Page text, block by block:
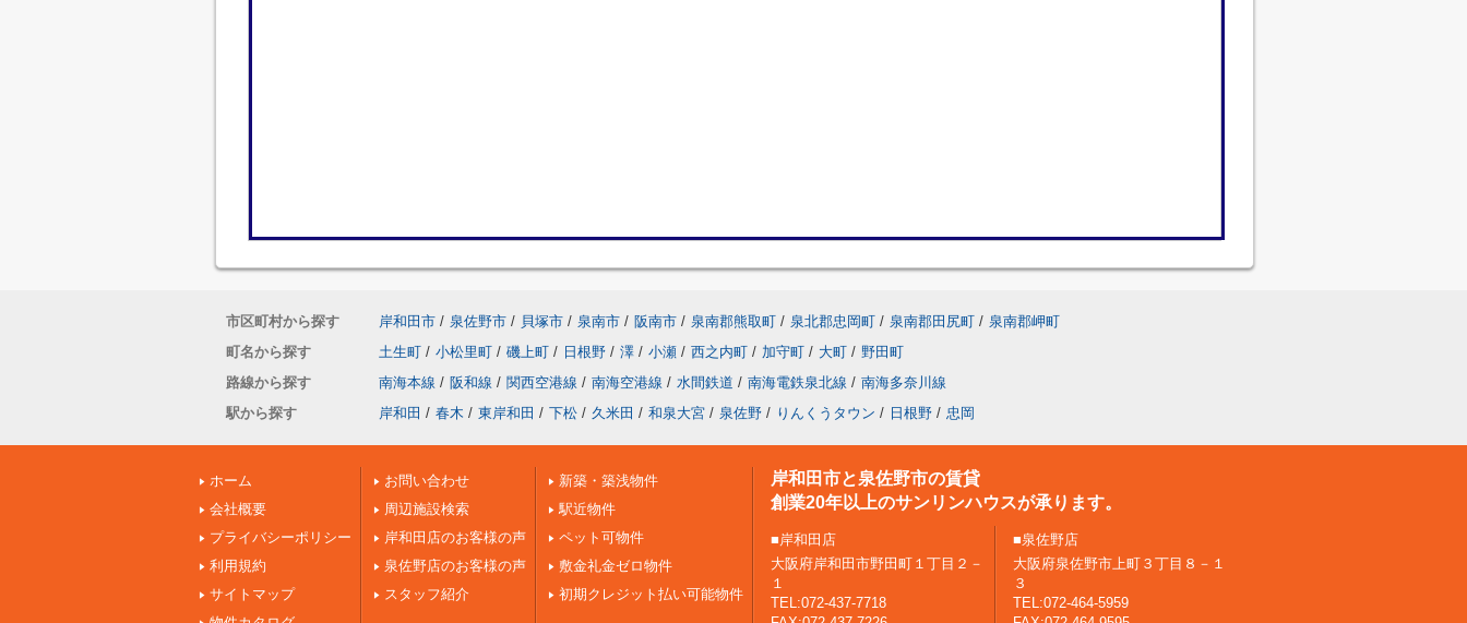
市区町村から探す 岸和田市 / 泉佐野市 / 貝塚市 / 泉南市 / 阪南市 / 泉南郡熊取町 / 泉北郡忠岡町 / 泉南郡田尻町 / 泉南郡岬町
町名から探す
土生町 / 小松里町 / 磯上町 / 日根野 / 澤 / 小瀬 / 西之内町 / 加守町 / 大町 / 野田町
路線から探す
南海本線 / 阪和線 / 関西空港線 / 南海空港線 / 水間鉄道 / 南海電鉄泉北線 / 南海多奈川線
駅から探す
岸和田 / 春木 / 東岸和田 / 下松 / 久米田 / 和泉大宮 / 泉佐野 / りんくうタウン / 日根野 / 忠岡
ホーム
会社概要
プライバシーポリシー
利用規約
サイトマップ
お問い合わせ
周辺施設検索
岸和田店のお客様の声
泉佐野店のお客様の声
スタッフ紹介
新築・築浅物件
駅近物件
ペット可物件
敷金礼金ゼロ物件
初期クレジット払い可能物件
岸和田市と泉佐野市の賃貸
創業20年以上のサンリンハウスが承ります。
■岸和田店
大阪府岸和田市野田町１丁目２－
１
TEL:072-437-7718
■泉佐野店
大阪府泉佐野市上町３丁目８－１
３
TEL:072-464-5959